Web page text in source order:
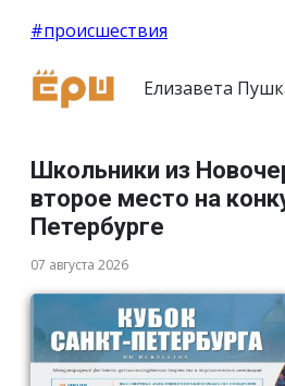
#происшествия
Елизавета
Школьники из
второе место на
Петербурге
07 августа 2026